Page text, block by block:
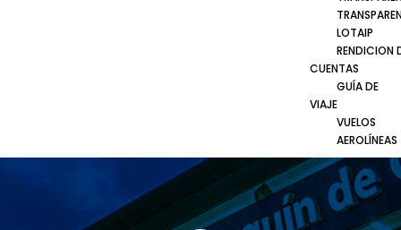
LOTAIP
RENDICION
CUENTAS
GUÍA DE
VIAJE
VUELOS
AEROLÍNEAS